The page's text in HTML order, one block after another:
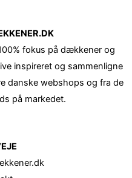
fokus på dækkener og
inspireret og sammenligne
danske webshops og fra de
på markedet.